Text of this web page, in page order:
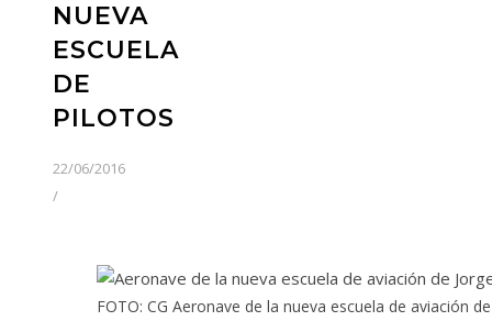
NUEVA
ESCUELA
DE
PILOTOS
22/06/2016
/
FOTO: CG Aeronave de la nueva escuela de aviación